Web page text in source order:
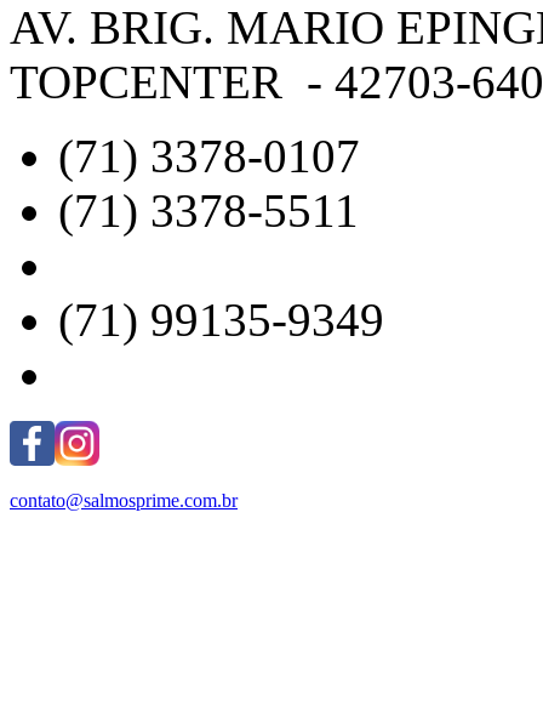
AV. BRIG. MARIO
TOPCENTER - 42703-
(71) 3378-0107
(71) 3378-5511
(71) 99135-9349
contato@salmosprime.com.br